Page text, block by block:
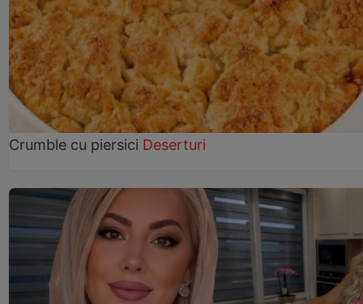
Crumble cu piersici Deserturi